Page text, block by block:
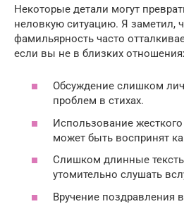
Некоторые детали могут
неловкую ситуацию. Я заметил,
фамильярность часто
если вы не в близких
Обсуждение слишком
проблем в стихах.
Использование
может быть воспринят
Слишком длинные
утомительно слушать
Вручение поздравления